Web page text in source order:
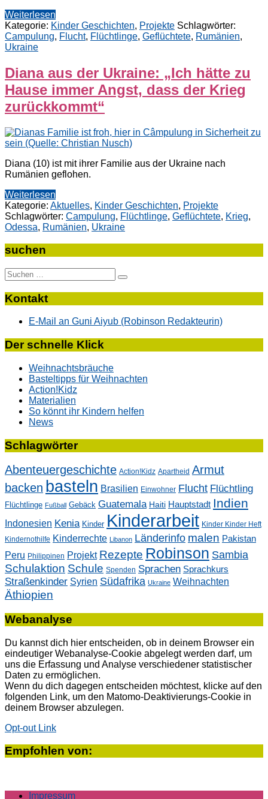
Weiterlesen
Kategorie: Kinder Geschichten, Projekte Schlagwörter:
Campulung, Flucht, Flüchtlinge, Geflüchtete, Rumänien,
Ukraine
Diana aus der Ukraine: „Ich hätte zu
Hause immer Angst, dass der Krieg
zurückkommt“
Diana (10) ist mit ihrer Familie aus der Ukraine nach
Rumänien geflohen.
Weiterlesen
Kategorie: Aktuelles, Kinder Geschichten, Projekte
Schlagwörter: Campulung, Flüchtlinge, Geflüchtete, Krieg,
Odessa, Rumänien, Ukraine
suchen
Suche
nach:
Kontakt
E-Mail an Guni Aiyub (Robinson Redakteurin)
Der schnelle Klick
Weihnachtsbräuche
Basteltipps für Weihnachten
Action!Kidz
Materialien
So könnt ihr Kindern helfen
News
Schlagwörter
Abenteuergeschichte Action!Kidz Apartheid Armut
backen basteln Brasilien Einwohner Flucht Flüchtling
Flüchtlinge Fußball Gebäck Guatemala Haiti Hauptstadt Indien
Indonesien Kenia Kinder Kinderarbeit Kinder Kinder Heft
Kindernothilfe Kinderrechte Libanon Länderinfo malen Pakistan
Peru Philippinen Projekt Rezepte Robinson Sambia
Schulaktion Schule Spenden Sprachen Sprachkurs
Straßenkinder Syrien Südafrika Ukraine Weihnachten
Äthiopien
Webanalyse
Du kannst dich hier entscheiden, ob in deinem Browser ein
eindeutiger Webanalyse-Cookie abgelegt werden darf, um
uns die Erfassung und Analyse verschiedener statistischer
Daten zu ermöglichen.
Wenn du dich dagegen entscheiden möchtest, klicke auf den
folgenden Link, um den Matomo-Deaktivierungs-Cookie in
deinem Browser abzulegen.
Opt-out Link
Empfohlen von:
Impressum